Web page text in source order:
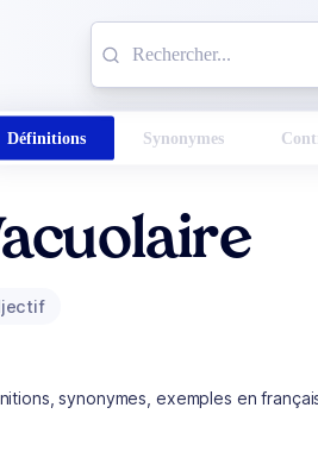
Définitions Synonymes
synonymes, exemples en